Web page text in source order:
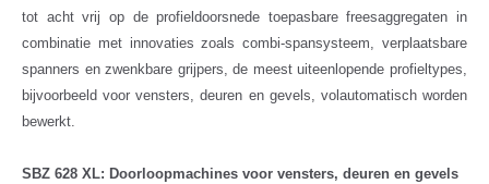
tot acht vrij op de profieldoorsnede toepasbare freesaggregaten in
combinatie met innovaties zoals combi-spansysteem, verplaatsbare
spanners en zwenkbare grijpers, de meest uiteenlopende profieltypes,
bijvoorbeeld voor vensters, deuren en gevels, volautomatisch worden
bewerkt.
SBZ 628 XL: Doorloopmachines voor vensters, deuren en gevels